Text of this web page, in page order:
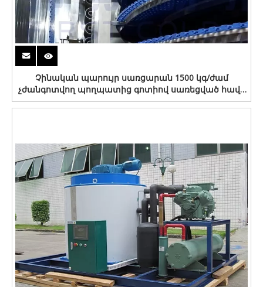
Չինական պարույր սառցարան 1500 կգ/ժամ
չժանգոտվող պողպատից գոտիով սառեցված հավի
համար